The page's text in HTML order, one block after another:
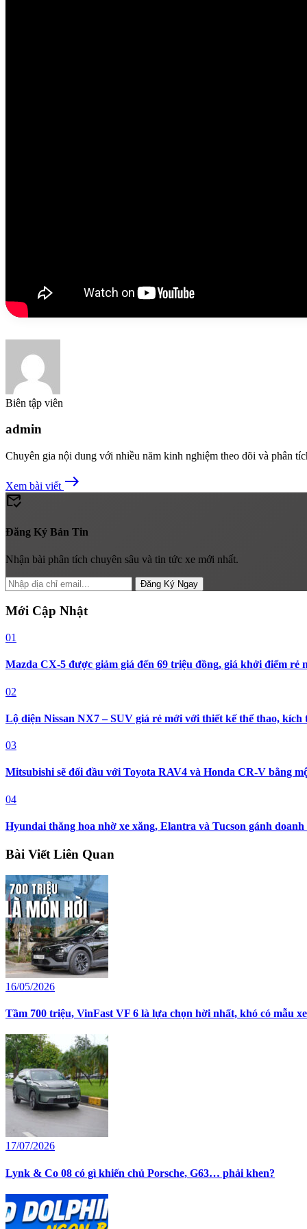
Biên tập viên
admin
Chuyên gia nội dung với nhiều năm kinh nghiệm theo dõi và phân
Xem bài viết east
mark_email_read
Đăng Ký Bản Tin
Nhận bài phân tích chuyên sâu và tin tức xe mới nhất.
Đăng Ký Ngay
Mới Cập Nhật
01
Mazda CX-5 được giảm giá đến 69 triệu đồng, giá khởi điểm rẻ
02
Lộ diện Nissan NX7 – SUV giá rẻ mới với thiết kế thể thao,
03
Mitsubishi sẽ đối đầu với Toyota RAV4 và Honda CR-V bằng
04
Hyundai thăng hoa nhờ xe xăng, Elantra và Tucson gánh doanh
Bài Viết Liên Quan
16/05/2026
Tầm 700 triệu, VinFast VF 6 là lựa chọn hời nhất, khó có mẫu
17/07/2026
Lynk & Co 08 có gì khiến chủ Porsche, G63… phải khen?